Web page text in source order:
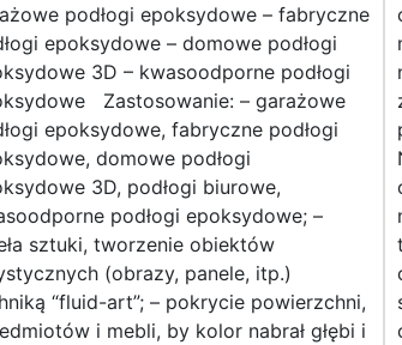
podłogi epoksydowe – fabryczne
epoksydowe – domowe podłogi
3D – kwasoodporne podłogi
Zastosowanie: – garażowe
epoksydowe, fabryczne podłogi
domowe podłogi
3D, podłogi biurowe,
podłogi epoksydowe; –
sztuki, tworzenie obiektów
(obrazy, panele, itp.)
“fluid-art”; – pokrycie powierzchni,
i mebli, by kolor nabrał głębi i